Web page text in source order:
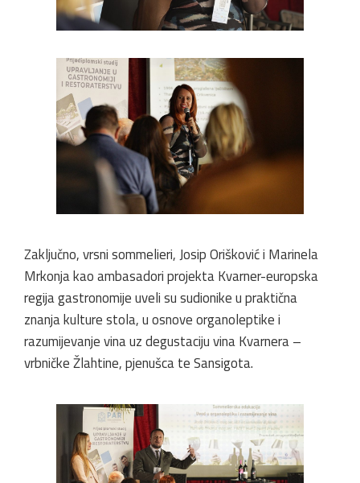
Zaključno, vrsni sommelieri, Josip Orišković i Marinela
Mrkonja kao ambasadori projekta Kvarner-europska
regija gastronomije uveli su sudionike u praktična
znanja kulture stola, u osnove organoleptike i
razumijevanje vina uz degustaciju vina Kvarnera –
vrbničke Žlahtine, pjenušca te Sansigota.